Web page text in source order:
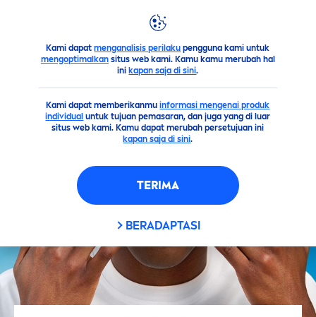
Kami dapatmenganalisis perilaku pengguna kami untuk
mengoptimalkansitus web kami. Kamu kamu merubah hal
ini kapan saja di sini.
Kami dapat memberikanmuinformasi mengenai produk
individual untuk tujuan pemasaran, dan juga yang di luar
situs web kami. Kamu dapat merubah persetujuan ini
kapan saja di sini.
TERIMA
BERADAPTASI
Saran Pria CaraMencegah Penuaan Dini pada Pria